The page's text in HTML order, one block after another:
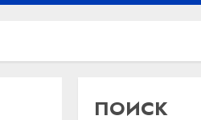
ПОИСК